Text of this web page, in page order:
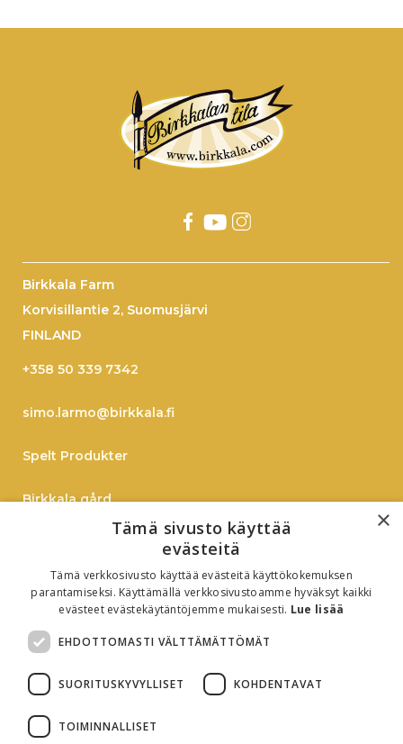
Birkkala Farm
Korvisillantie 2, Suomusjärvi
FINLAND
+358 50 339 7342
simo.larmo@birkkala.fi
Spelt Produkter
Birkkala gård
On-Line Shopping
B2B
Oiva-report
×
Tämä sivusto käyttää
evästeitä
Tämä verkkosivusto käyttää evästeitä käyttökokemuksen
parantamiseksi. Käyttämällä verkkosivustoamme hyväksyt kaikki
evästeet evästekäytäntöjemme mukaisesti. Lue lisää
EHDOTTOMASTI VÄLTTÄMÄTTÖMÄT
SUORITUSKYVYLLISET KOHDENTAVAT
TOIMINNALLISET